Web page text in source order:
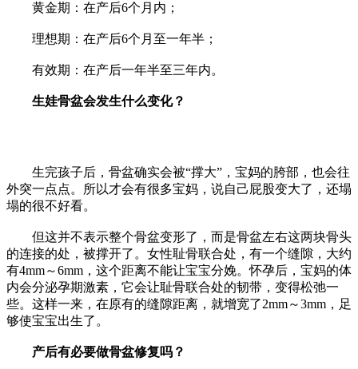
黄金期：在产后6个月内；
理想期：在产后6个月至一年半；
有效期：在产后一年半至三年内。
生娃骨盆会发生什么变化？
生完孩子后，骨盆确实会被“撑大”，宝妈的胯部，也会往
外突一点点。所以才会有很多宝妈，说自己屁股变大了，还塌
塌的很不好看。
但这并不表示整个骨盆变形了，而是骨盆左右这两块骨头
的连接的处，被撑开了。女性耻骨联合处，有一个缝隙，大约
有4mm～6mm，这个距离不能让宝宝分娩。怀孕后，宝妈的体
内会分泌孕期激素，它会让耻骨联合处的韧带，变得松弛一
些。这样一来，在原有的缝隙距离，就增宽了2mm～3mm，足
够使宝宝出生了。
产后有必要做骨盆修复吗？